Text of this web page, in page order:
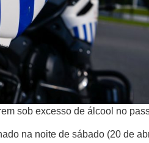
sob excesso de álcool no
na noite de sábado (20 de